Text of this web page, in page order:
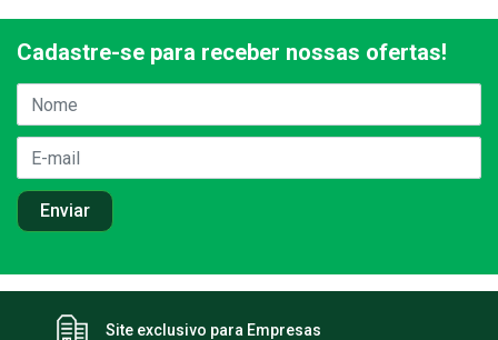
Cadastre-se para receber nossas ofertas!
Site exclusivo para Empresas